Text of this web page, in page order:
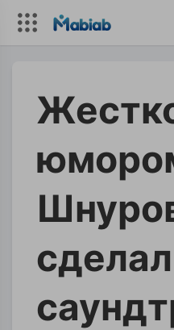
сделал